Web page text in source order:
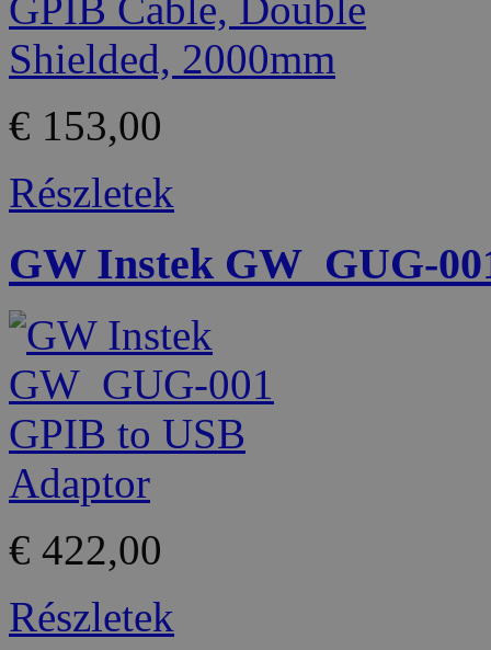
€ 153,00
Részletek
GW Instek GW_GUG-
€ 422,00
Részletek